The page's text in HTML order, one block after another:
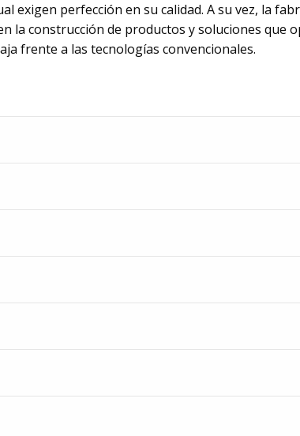
exigen perfección en su calidad. A su vez, la
la construcción de productos y soluciones que
frente a las tecnologías convencionales.